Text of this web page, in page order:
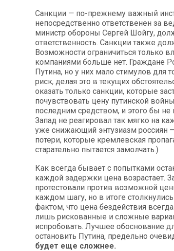
Санкции — по-прежнему важный
непосредственно ответственен за
министр обороны Сергей Шойгу,
ответственность. Санкции также
Возможности ограничиться только
компаниями больше нет. Граждане
Путина, но у них мало стимулов для
риск, делая это в текущих
оказать только санкции, которые
почувствовать цену путинской
последним средством, и этого бы не
Запад не реагировал так мягко на
уже снижающий энтузиазм россиян
потери, которые кремлевская
старательно пытается замолчать.)
Как всегда бывает с попытками
каждой задержки цена возрастает.
протестовали против возможной
каждом шагу, но в итоге
фактом, что цена бездействия
лишь рискованные и сложные
испробовать. Лучшее обоснование
остановить Путина, предельно
будет еще сложнее.